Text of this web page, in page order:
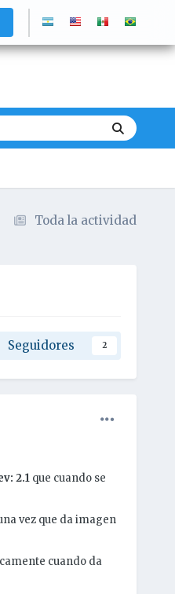
Toda la actividad
Seguidores 2
2.1 que cuando se
vez que da imagen
cuando da